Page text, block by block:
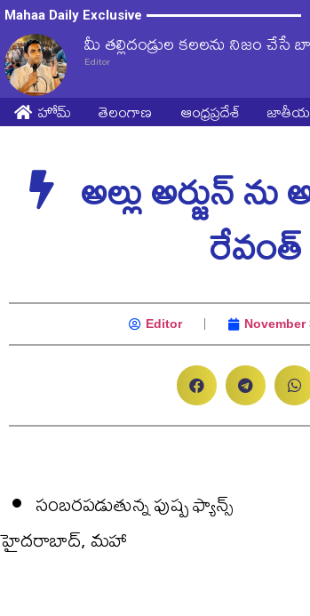
Mahaa Daily Exclusive
మీ తల్లిదండ్రుల కలలను నిజం చేసే
Editor
హోమ్ తెలంగాణ ఆంధ్రప్రదేశ్
అల్లు అర్జున్
రేవంత్
Editor November
సంబరపడుతున్న పుష్ప ఫ్యాన్స్
హైదరాబాద్, మహా